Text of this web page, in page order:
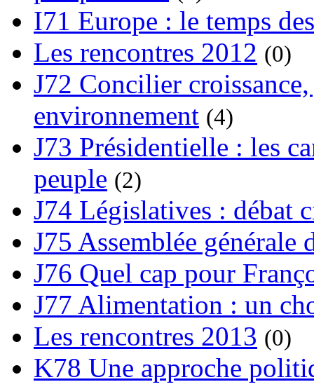
I71 Europe : le temps
Les rencontres 2012 (0)
J72 Concilier
environnement (4)
J73 Présidentielle : les
peuple (2)
J74 Législatives : débat
J75 Assemblée générale
J76 Quel cap pour
J77 Alimentation : un
Les rencontres 2013 (0)
K78 Une approche